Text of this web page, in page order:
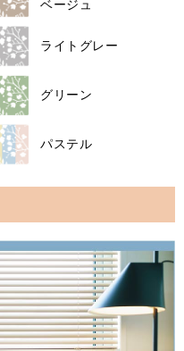
ベージュ
ライトグレー
グリーン
パステル